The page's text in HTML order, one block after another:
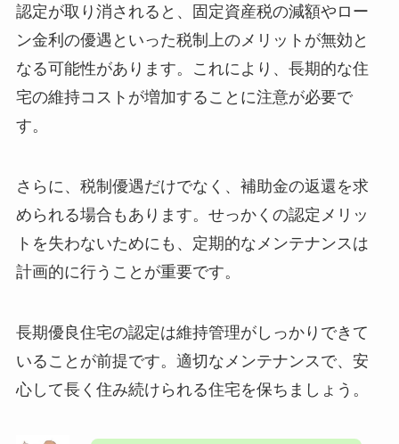
認定が取り消されると、固定資産税の減額やロー
ン金利の優遇といった税制上のメリットが無効と
なる可能性があります。これにより、長期的な住
宅の維持コストが増加することに注意が必要で
す。
さらに、税制優遇だけでなく、補助金の返還を求
められる場合もあります。せっかくの認定メリッ
トを失わないためにも、定期的なメンテナンスは
計画的に行うことが重要です。
長期優良住宅の認定は維持管理がしっかりできて
いることが前提です。適切なメンテナンスで、安
心して長く住み続けられる住宅を保ちましょう。